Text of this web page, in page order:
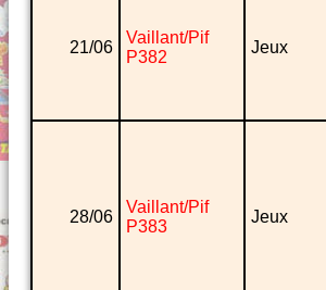
21/06
Vaillant/Pif
P382
Jeux
28/06
Vaillant/Pif
P383
Jeux